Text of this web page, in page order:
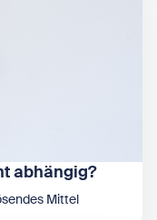
abhängig?
Mittel